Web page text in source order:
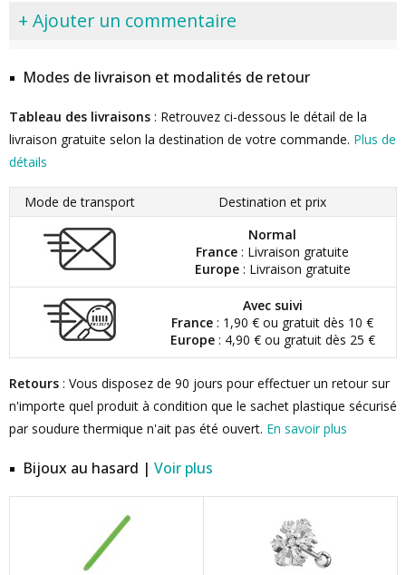
+ Ajouter un commentaire
Modes de livraison et modalités de retour
Tableau des livraisons : Retrouvez ci-dessous le détail de la
livraison gratuite selon la destination de votre commande. Plus de
détails
Mode de transport
Destination et prix
Normal
France : Livraison gratuite
Europe: Livraison gratuite
Avec suivi
France : 1,90 € ou gratuit dès 10 €
Europe: 4,90 € ou gratuit dès 25 €
Retours : Vous disposez de 90 jours pour effectuer un retour sur
n'importe quel produit à condition que le sachet plastique sécurisé
par soudure thermique n'ait pas été ouvert. En savoir plus
Bijoux au hasard | Voir plus